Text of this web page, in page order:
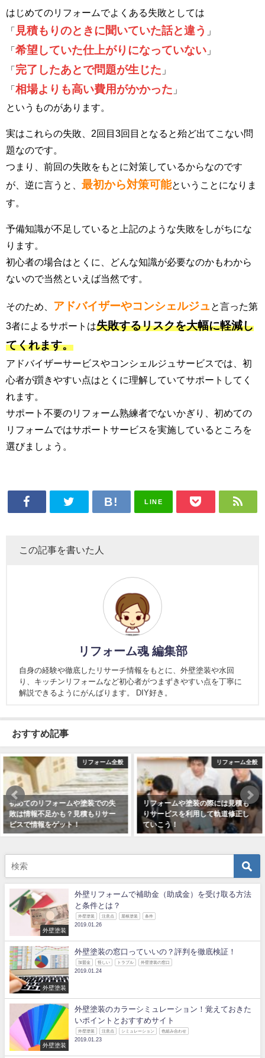
はじめてのリフォームでよくある失敗としては
「
見積もりのときに聞いていた話と違う 」
「 希望していた仕上がりになっていない 」
「 完了したあとで問題が生じた 」
「 相場よりも高い費用がかかった 」
というものがあります。
実はこれらの失敗、2回目3回目となると殆ど出てこない問
題なのです。
つまり、前回の失敗をもとに対策しているからなのです
が、逆に言うと、 最初から対策可能ということになりま
す。
予備知識が不足していると上記のような失敗をしがちにな
ります。
初心者の場合はとくに、どんな知識が必要なのかもわから
ないので当然といえば当然です。
そのため、 アドバイザーやコンシェルジュ と言った第
3者によるサポートは失敗するリスクを大幅に軽減し
てくれます。
アドバイザーサービスやコンシェルジュサービスでは、初
心者が躓きやすい点はとくに理解していてサポートしてく
れます。
サポート不要のリフォーム熟練者でないかぎり、初めての
リフォームではサポートサービスを実施しているところを
選びましょう。
LINE
この記事を書いた人
リフォーム魂 編集部
自身の経験や徹底したリサーチ情報をもとに、外壁塗装や水回
り、キッチンリフォームなど初心者がつまずきやすい点を丁寧に
解説できるようにがんばります。 DIY好き。
おすすめ記事
リフォーム全般
リフォームや塗装の際には見積も
りサービスを利用して軌道修正し
ていこう！
リフォーム全般
リフォームや塗装で失敗しないた
めにも見積もりサービスを活用し
よう！
外壁塗装
外壁リフォームで補助金（助成金）を受け取る方法
と条件とは？
外壁塗装 注意点 屋根塗装 条件
2019.01.26
外壁塗装
外壁塗装の窓口っていいの？評判を徹底検証！
加盟金 怪しい トラブル 外壁塗装の窓口
2019.01.24
外壁塗装
外壁塗装のカラーシミュレーション！覚えておきた
いポイントとおすすめサイト
外壁塗装 注意点 シミュレーション 色組み合わせ
2019.01.23